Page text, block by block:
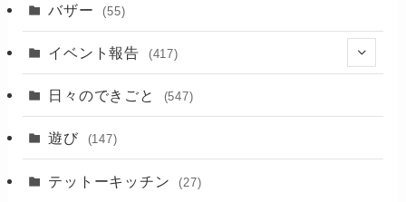
バザー (55)
イベント報告 (417)
(2)
日々のできごと (547)
遊び (147)
テットーキッチン (27)